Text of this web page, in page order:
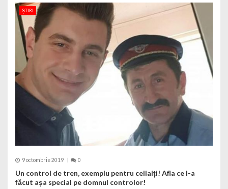
ȘTIRI
9 octombrie 2019 0
Un control de tren, exemplu pentru ceilalți! Afla ce l-a
făcut așa special pe domnul controlor!